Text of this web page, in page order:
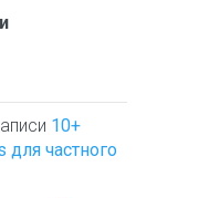
10+
частного